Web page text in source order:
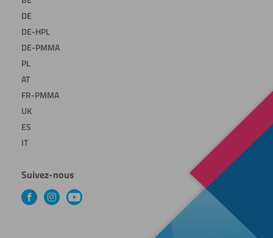
DE
DE-HPL
DE-PMMA
PL
AT
FR-PMMA
UK
ES
IT
Suivez-nous
FacebookInstagramYouTube